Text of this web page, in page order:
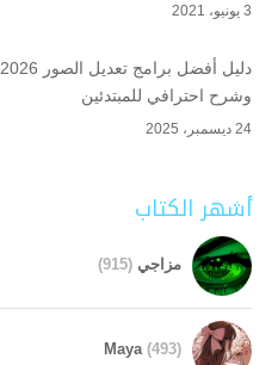
3 يونيو، 2021
وشرح احترافي للمبتدئين
24 ديسمبر، 2025
أشهر الكتاب
مزاجي (915)
Maya (493)